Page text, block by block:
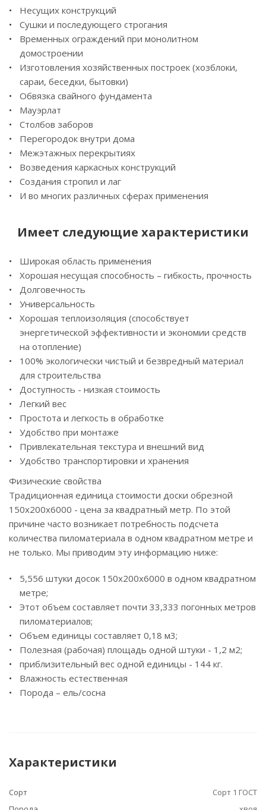
Несущих конструкций
Сушки и последующего строгания
Временных ограждений при монолитном
домостроении
Изготовления хозяйственных построек (хозблоки,
сараи, беседки, бытовки)
Обвязка свайного фундамента
Мауэрлат
Столбов заборов
Перегородок внутри дома
Межэтажных перекрытиях
Возведения каркасных конструкций
Создания стропил и лаг
И во многих различных сферах применения
Имеет следующие характеристики
Широкая область применения
Хорошая несущая способность – гибкость, прочность
Долговечность
Универсальность
Хорошая теплоизоляция (способствует
энергетической эффективности и экономии средств
на отопление)
100% экологически чистый и безвредный материал
для строительства
Доступность - низкая стоимость
Легкий вес
Простота и легкость в обработке
Удобство при монтаже
Привлекательная текстура и внешний вид
Удобство транспортировки и хранения
Физические свойства
Традиционная единица стоимости доски обрезной
150х200x6000 - цена за квадратный метр. По этой
причине часто возникает потребность подсчета
количества пиломатериала в одном квадратном метре и
не только. Мы приводим эту информацию ниже:
5,556 штуки досок 150х200x6000 в одном квадратном
метре;
Этот объем составляет почти 33,333 погонных метров
пиломатериалов;
Объем единицы составляет 0,18 м3;
Полезная (рабочая) площадь одной штуки - 1,2 м2;
приблизительный вес одной единицы - 144 кг.
Влажность естественная
Порода – ель/сосна
Характеристики
Сорт
Сорт 1 ГОСТ